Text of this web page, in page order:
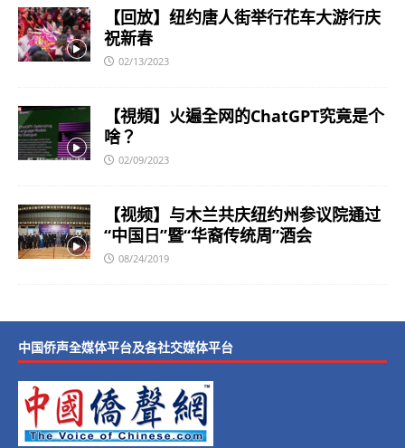
【回放】纽约唐人街举行花车大游行庆
祝新春
02/13/2023
【視頻】火遍全网的ChatGPT究竟是个
啥？
02/09/2023
【视频】与木兰共庆纽约州参议院通过
“中国日”暨“华裔传统周”酒会
08/24/2019
中国侨声全媒体平台及各社交媒体平台